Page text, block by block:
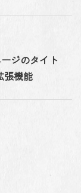
ジのタイト
張機能